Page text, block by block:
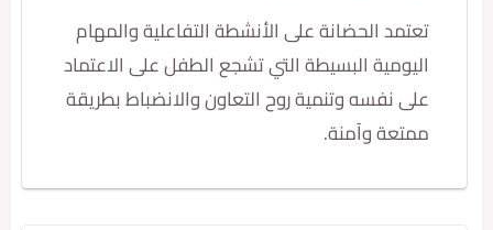
الحضانة على الأنشطة التفاعلية والمهام
البسيطة التي تشجع الطفل على الاعتماد
نفسه وتنمية روح التعاون والانضباط بطريقة
وآمنة.